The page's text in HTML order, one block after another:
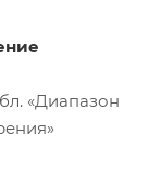
«Диапазон